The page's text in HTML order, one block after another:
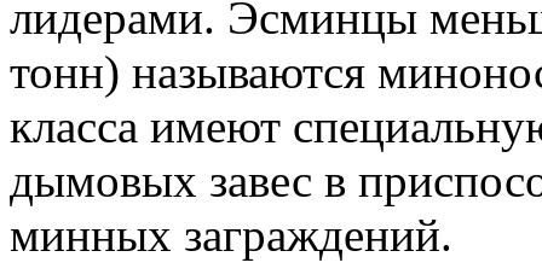
лидерами. Эсминцы
тонн) называются
класса имеют
дымовых завес в
минных заграждений.